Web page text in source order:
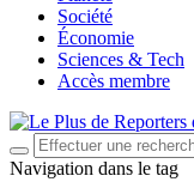
Société
Économie
Sciences & Tech
Accès membre
Navigation dans le tag